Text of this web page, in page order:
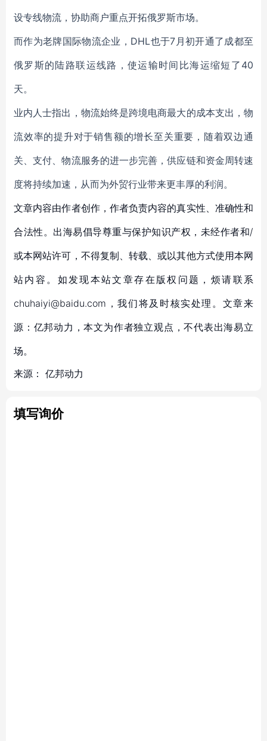
设专线物流，协助商户重点开拓俄罗斯市场。
而作为老牌国际物流企业，DHL也于7月初开通了成都至
俄罗斯的陆路联运线路，使运输时间比海运缩短了40
天。
业内人士指出，物流始终是跨境电商最大的成本支出，物
流效率的提升对于销售额的增长至关重要，随着双边通
关、支付、物流服务的进一步完善，供应链和资金周转速
度将持续加速，从而为外贸行业带来更丰厚的利润。
文章内容由作者创作，作者负责内容的真实性、准确性和
合法性。出海易倡导尊重与保护知识产权，未经作者和/
或本网站许可，不得复制、转载、或以其他方式使用本网
站内容。如发现本站文章存在版权问题，烦请联系
chuhaiyi@baidu.com，我们将及时核实处理。文章来
源：亿邦动力，本文为作者独立观点，不代表出海易立
场。
来源： 亿邦动力
填写询价